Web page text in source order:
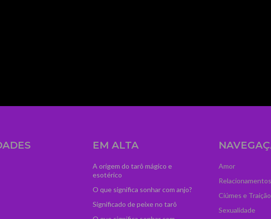
EM ALTA
A origem do tarô mágico e
esotérico
O que significa sonhar com anjo?
Significado de peixe no tarô
Amor
Relacionamentos
Ciúmes e Traição
Sexualidade